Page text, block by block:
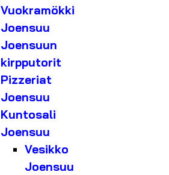
Vuokramökki
Joensuu
Joensuun
kirpputorit
Pizzeriat
Joensuu
Kuntosali
Joensuu
Vesikko
Joensuu